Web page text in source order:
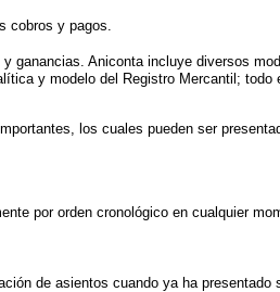
cobros y pagos.
ganancias. Aniconta incluye diversos
y modelo del Registro Mercantil; todo
los cuales pueden ser
por orden cronológico en cualquier
de asientos cuando ya ha presentado